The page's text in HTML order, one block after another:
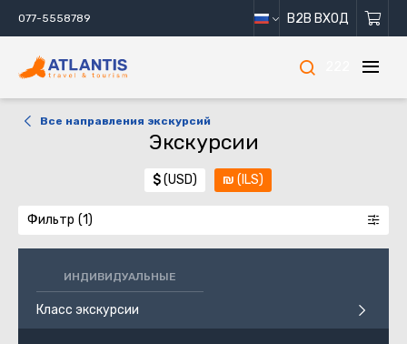
077-5558789 B2B ВХОД
Все направления экскурсий
Экскурсии
$(USD) ₪ (ILS)
Фильтр
ИНДИВИДУАЛЬНЫЕ
Класс экскурсии